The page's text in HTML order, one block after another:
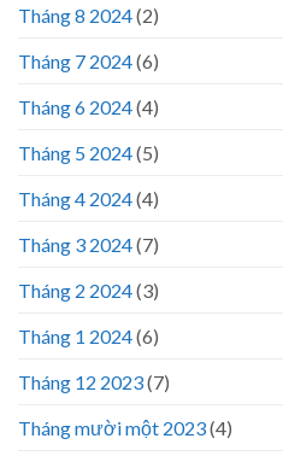
Tháng 8 2024(2)
Tháng 7 2024(6)
Tháng 6 2024(4)
Tháng 5 2024(5)
Tháng 4 2024(4)
Tháng 3 2024(7)
Tháng 2 2024(3)
Tháng 1 2024(6)
Tháng 12 2023(7)
Tháng mười một 2023(4)